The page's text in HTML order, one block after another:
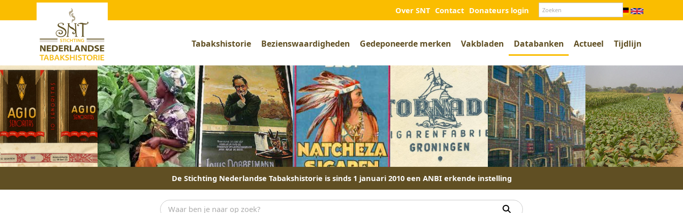
Over SNT Contact Donateurs login
Tabakshistorie Bezienswaardigheden Gedeponeerde merken Vakbladen Databanken Actueel Tijdlijn
De Stichting Nederlandse Tabakshistorie is sinds 1 januari 2010 een ANBI erkende instelling